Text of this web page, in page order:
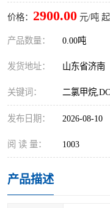
价格： 2900.00 元/吨 起
产品数量： 0.00吨
发货地址： 山东省济南
关键词： 二氯甲烷
发布日期： 2026-08-10
阅 读 量： 1003
产品描述
醛类
酯类
烷烃化工原料